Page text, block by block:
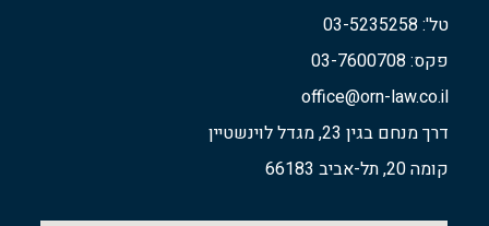
טל': 03-5235258
פקס: 03-7600708
office@orn-law.co.il
דרך מנחם בגין 23, מגדל לוינשטיין
קומה 20, תל-אביב 66183